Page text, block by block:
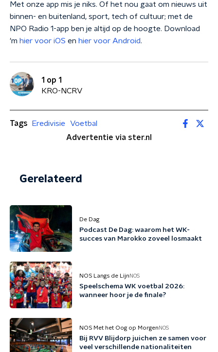
Met onze app mis je niks. Of het nou gaat om nieuws uit
binnen- en buitenland, sport, tech of cultuur; met de
NPO Radio 1-app ben je altijd op de hoogte. Download
'm hier voor iOS en hier voor Android.
1 op 1
KRO-NCRV
Tags Eredivisie
Voetbal
Advertentie via ster.nl
Gerelateerd
De Dag
Podcast De Dag: waarom het WK-
succes van Marokko zoveel losmaakt
NOS Langs de Lijn NOS
Speelschema WK voetbal 2026:
wanneer hoor je de finale?
NOS Met het Oog op Morgen NOS
Bij RVV Blijdorp juichen ze samen voor
veel verschillende nationaliteiten